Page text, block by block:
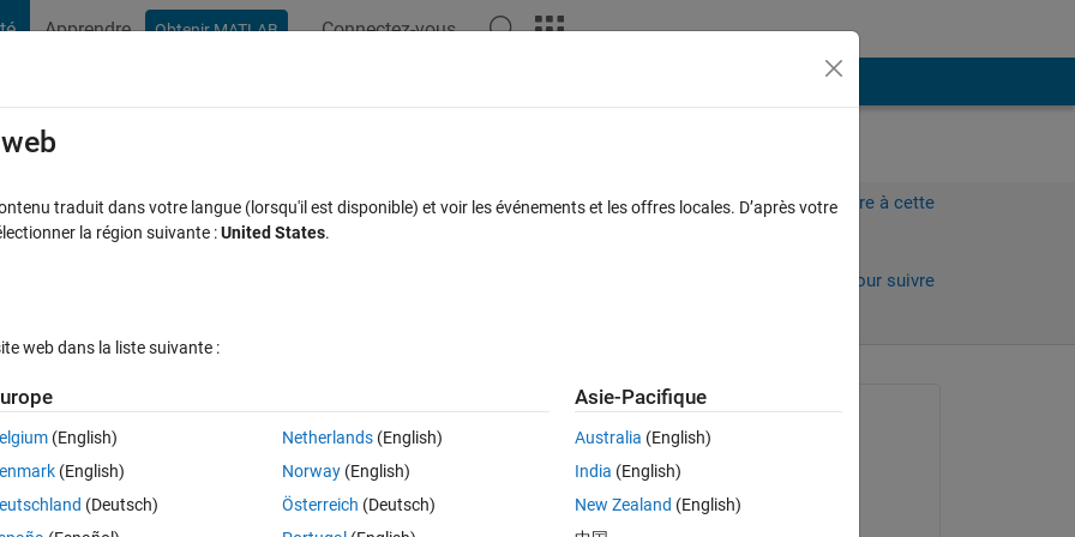
Apprendre Obtenir MATLAB Connectez-vous
was reset error
Connectez-vous pour répondre à cette
Connectez-vous pour suivre
and I get recv errors when trying to save the file to a local folder,
stock-images/blue-yellow-basketball-ball-J3JE6aD-600.jpg')
Yujin
le 20 Déc 2023
traduit dans votre langue (lorsqu'il est disponible) et voir les événements et les offres locales. D’après votre
la région suivante :United States.
web dans la liste suivante :
(English)
(English)
(Deutsch)
Netherlands(English)
Norway(English)
Österreich (Deutsch)
Asie-Pacifique
Australia (English)
India (English)
New Zealand (English)